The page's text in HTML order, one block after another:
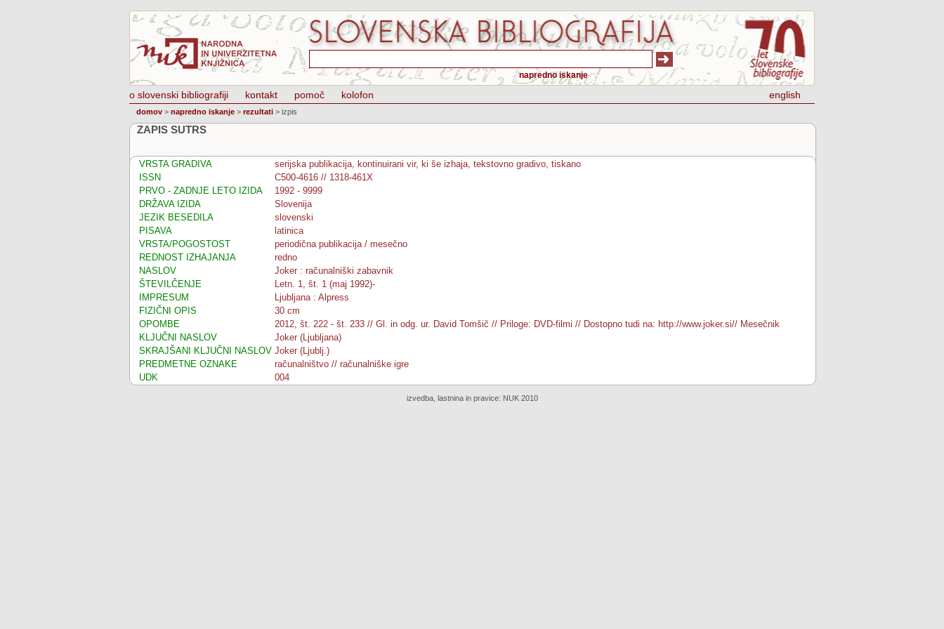
napredno iskanje
o slovenski bibliografiji kontakt pomoč kolofon english
domov > napredno iskanje > rezultati > izpis
ZAPIS SUTRS
VRSTA GRADIVA
serijska publikacija, kontinuirani vir, ki še izhaja, tekstovno gradivo, tiskano
ISSN
C500-4616 // 1318-461X
PRVO - ZADNJE LETO IZIDA
1992 - 9999
DRŽAVA IZIDA
Slovenija
JEZIK BESEDILA
slovenski
PISAVA
latinica
VRSTA/POGOSTOST
periodična publikacija / mesečno
REDNOST IZHAJANJA
redno
NASLOV
Joker : računalniški zabavnik
ŠTEVILČENJE
Letn. 1, št. 1 (maj 1992)-
IMPRESUM
Ljubljana : Alpress
FIZIČNI OPIS
30 cm
OPOMBE
2012, št. 222 - št. 233 // Gl. in odg. ur. David Tomšič // Priloge: DVD-filmi // Dostopno tudi na: http://www.joker.si// Mesečnik
KLJUČNI NASLOV
Joker (Ljubljana)
SKRAJŠANI KLJUČNI NASLOV Joker (Ljublj.)
PREDMETNE OZNAKE
računalništvo // računalniške igre
UDK
004
izvedba, lastnina in pravice: NUK 2010